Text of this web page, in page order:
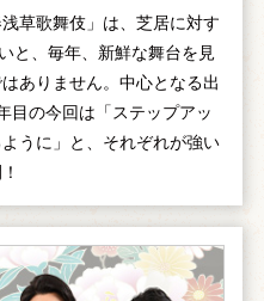
草歌舞伎」は、芝居に対す
と、毎年、新鮮な舞台を見
ありません。中心となる出
目の今回は「ステップアッ
うに」と、それぞれが強い